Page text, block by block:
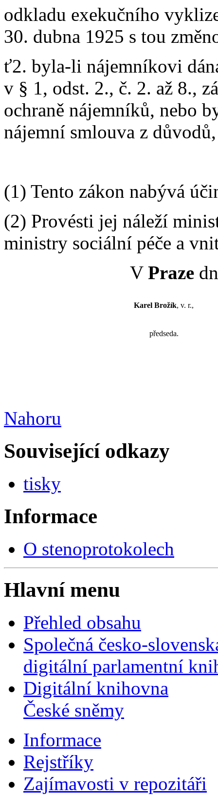
odkladu exekučního
30. dubna 1925 s tou
ť2. byla-li nájemníkovi
v § 1, odst. 2., č. 2. až 8.,
ochraně nájemníků, nebo
nájemní smlouva z
(1) Tento zákon nabývá
(2) Provésti jej náleží
ministry sociální péče a
V Praze
Karel Brožík, v. r.,
předseda.
Nahoru
Související odkazy
tisky
Informace
O stenoprotokolech
Hlavní menu
Přehled obsahu
Společná česko-
digitální parlamentní
Digitální knihovna
České sněmy
Informace
Rejstříky
Zajímavosti v repozitáři